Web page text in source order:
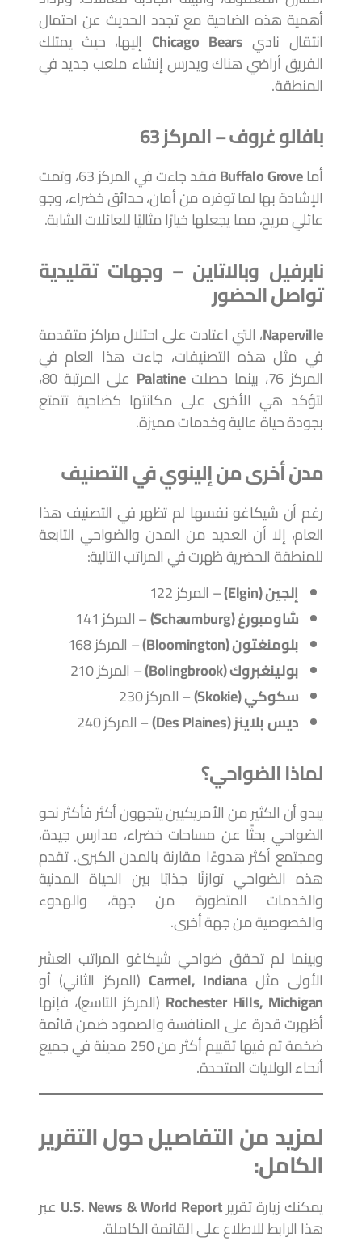
أهمية هذه الضاحية مع تجدد الحديث عن احتمال
انتقال نادي Chicago Bearsإليها، حيث يمتلك
الفريق أراضي هناك ويدرس إنشاء ملعب جديد في
المنطقة.
بافالو غروف – المركز 63
أماBuffalo Grove
فقد جاءت في المركز 63، وتمت
الإشادة بها لما توفره من أمان، حدائق خضراء، وجو
عائلي مريح، مما يجعلها خيارًا مثاليًا للعائلات الشابة.
نابرفيل وبالاتاين – وجهات تقليدية
تواصل الحضور
Naperville، التي اعتادت على احتلال مراكز متقدمة
في مثل هذه التصنيفات، جاءت هذا العام في
المركز 76، بينما حصلت
Palatine
على المرتبة 80،
لتؤكد هي الأخرى على مكانتها كضاحية تتمتع
بجودة حياة عالية وخدمات مميزة.
مدن أخرى من إلينوي في التصنيف
رغم أن شيكاغو نفسها لم تظهر في التصنيف هذا
العام، إلا أن العديد من المدن والضواحي التابعة
للمنطقة الحضرية ظهرت في المراتب التالية:
إلجين (Elgin)
– المركز 122
شاومبورغ (Schaumburg)
– المركز 141
بلومنغتون (Bloomington)
– المركز 168
بولينغبروك (Bolingbrook)
– المركز 210
سكوكي (Skokie)
– المركز 230
ديس بلاينز (Des Plaines)
– المركز 240
لماذا الضواحي؟
يبدو أن الكثير من الأمريكيين يتجهون أكثر فأكثر نحو
الضواحي بحثًا عن مساحات خضراء، مدارس جيدة،
ومجتمع أكثر هدوءًا مقارنة بالمدن الكبرى. تقدم
هذه الضواحي توازنًا جذابًا بين الحياة المدنية
والخدمات المتطورة من جهة، والهدوء
والخصوصية من جهة أخرى.
وبينما لم تحقق ضواحي شيكاغو المراتب العشر
الأولى مثل Carmel, Indiana(المركز الثاني) أو
Rochester Hills, Michigan(المركز التاسع)، فإنها
أظهرت قدرة على المنافسة والصمود ضمن قائمة
ضخمة تم فيها تقييم أكثر من 250 مدينة في جميع
أنحاء الولايات المتحدة.
لمزيد من التفاصيل حول التقرير
الكامل:
يمكنك زيارة تقريرU.S. News & World Reportعبر
هذا الرابط للاطلاع على القائمة الكاملة.